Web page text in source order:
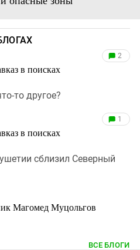
в поисках
2
то другое?
в поисках
1
сблизил Северный
Магомед Муцольгов
ВСЕ БЛОГИ